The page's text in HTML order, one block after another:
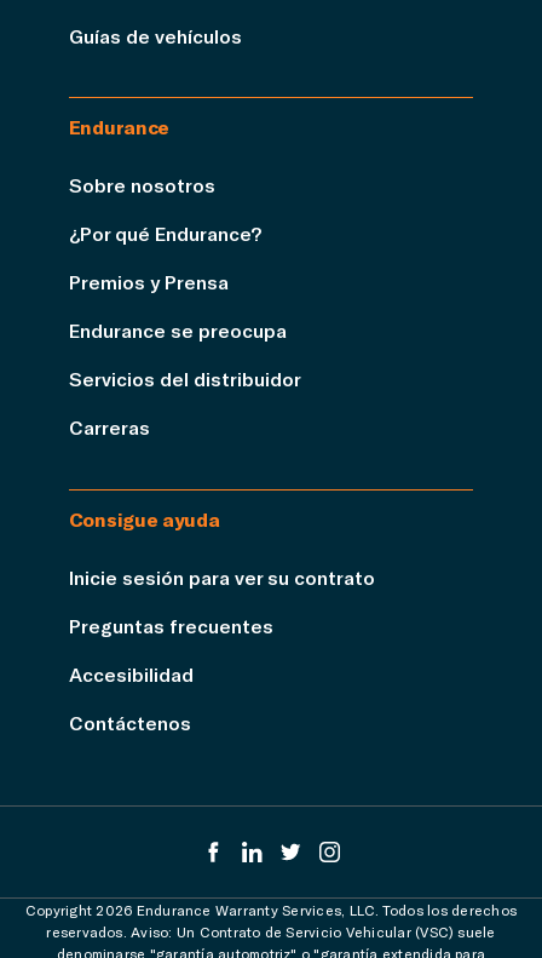
Guías de vehículos
Endurance
Sobre nosotros
¿Por qué Endurance?
Premios y Prensa
Endurance se preocupa
Servicios del distribuidor
Carreras
Consigue ayuda
Inicie sesión para ver su contrato
Preguntas frecuentes
Accesibilidad
Contáctenos
Copyright 2026 Endurance Warranty Services, LLC. Todos los derechos
reservados. Aviso: Un Contrato de Servicio Vehicular (VSC) suele
denominarse "garantía automotriz" o "garantía extendida para